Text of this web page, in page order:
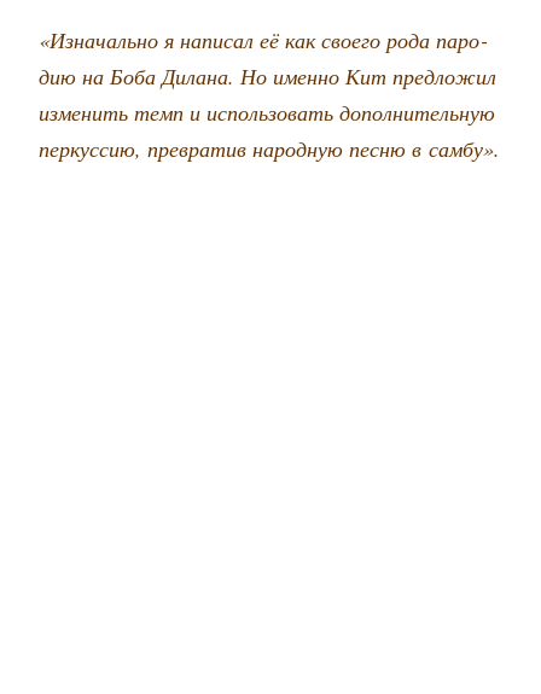
«Изна­чаль­но я напи­сал её как сво­е­го рода паро­
дию на Боба Дила­на. Но имен­но Кит пред­ло­жил
изме­нить темп и исполь­зо­вать допол­ни­тель­ную
пер­кус­сию, пре­вра­тив народ­ную пес­ню в самбу».